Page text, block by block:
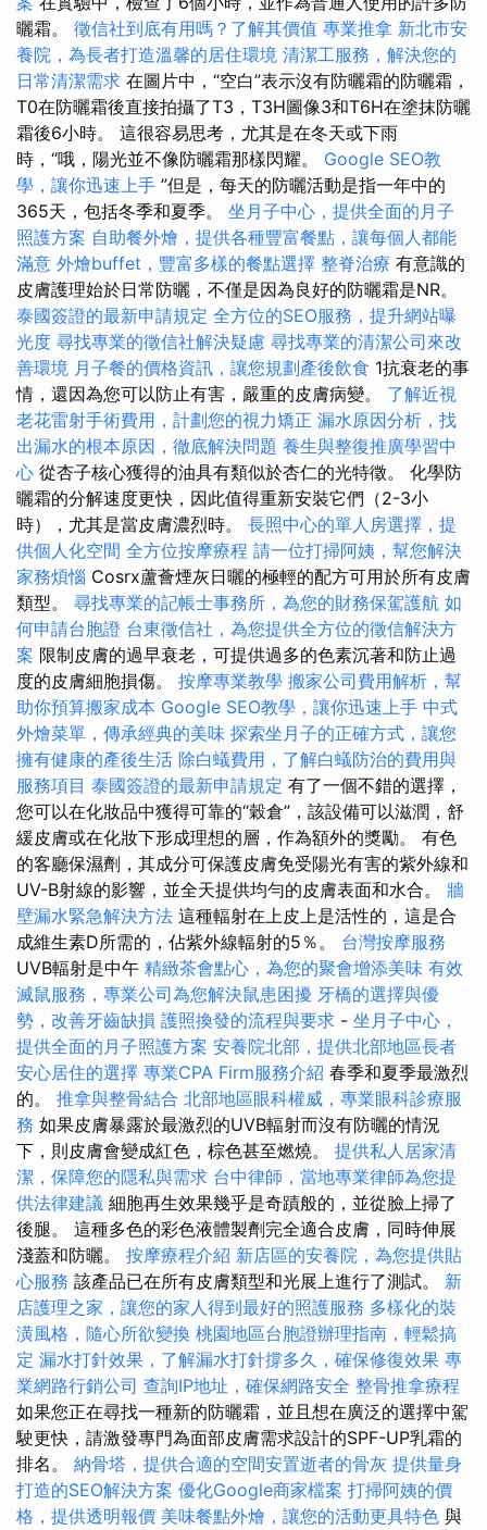
曬霜。 徵信社到底有用嗎？了解其價值 專業推拿 新北市安
養院，為長者打造溫馨的居住環境 清潔工服務，解決您的
日常清潔需求 在圖片中，“空白”表示沒有防曬霜的防曬霜，
T0在防曬霜後直接拍攝了T3，T3H圖像3和T6H在塗抹防曬
霜後6小時。 這很容易思考，尤其是在冬天或下雨
時，“哦，陽光並不像防曬霜那樣閃耀。 Google SEO教
學，讓你迅速上手 ”但是，每天的防曬活動是指一年中的
365天，包括冬季和夏季。 坐月子中心，提供全面的月子
照護方案 自助餐外燴，提供各種豐富餐點，讓每個人都能
滿意 外燴buffet，豐富多樣的餐點選擇 整脊治療 有意識的
皮膚護理始於日常防曬，不僅是因為良好的防曬霜是NR。
泰國簽證的最新申請規定 全方位的SEO服務，提升網站曝
光度 尋找專業的徵信社解決疑慮 尋找專業的清潔公司來改
善環境 月子餐的價格資訊，讓您規劃產後飲食 1抗衰老的事
情，還因為您可以防止有害，嚴重的皮膚病變。 了解近視
老花雷射手術費用，計劃您的視力矯正 漏水原因分析，找
出漏水的根本原因，徹底解決問題 養生與整復推廣學習中
心 從杏子核心獲得的油具有類似於杏仁的光特徵。 化學防
曬霜的分解速度更快，因此值得重新安裝它們（2-3小
時），尤其是當皮膚濃烈時。 長照中心的單人房選擇，提
供個人化空間 全方位按摩療程 請一位打掃阿姨，幫您解決
家務煩惱 Cosrx蘆薈煙灰日曬的極輕的配方可用於所有皮膚
類型。 尋找專業的記帳士事務所，為您的財務保駕護航 如
何申請台胞證 台東徵信社，為您提供全方位的徵信解決方
案 限制皮膚的過早衰老，可提供過多的色素沉著和防止過
度的皮膚細胞損傷。 按摩專業教學 搬家公司費用解析，幫
助你預算搬家成本 Google SEO教學，讓你迅速上手 中式
外燴菜單，傳承經典的美味 探索坐月子的正確方式，讓您
擁有健康的產後生活 除白蟻費用，了解白蟻防治的費用與
服務項目 泰國簽證的最新申請規定 有了一個不錯的選擇，
您可以在化妝品中獲得可靠的“穀倉”，該設備可以滋潤，舒
緩皮膚或在化妝下形成理想的層，作為額外的獎勵。 有色
的客廳保濕劑，其成分可保護皮膚免受陽光有害的紫外線和
UV-B射線的影響，並全天提供均勻的皮膚表面和水合。 牆
壁漏水緊急解決方法 這種輻射在上皮上是活性的，這是合
成維生素D所需的，佔紫外線輻射的5％。 台灣按摩服務
UVB輻射是中午 精緻茶會點心，為您的聚會增添美味 有效
滅鼠服務，專業公司為您解決鼠患困擾 牙橋的選擇與優
勢，改善牙齒缺損 護照換發的流程與要求 - 坐月子中心，
提供全面的月子照護方案 安養院北部，提供北部地區長者
安心居住的選擇 專業CPA Firm服務介紹 春季和夏季最激烈
的。 推拿與整骨結合 北部地區眼科權威，專業眼科診療服
務 如果皮膚暴露於最激烈的UVB輻射而沒有防曬的情況
下，則皮膚會變成紅色，棕色甚至燃燒。 提供私人居家清
潔，保障您的隱私與需求 台中律師，當地專業律師為您提
供法律建議 細胞再生效果幾乎是奇蹟般的，並從臉上掃了
後腿。 這種多色的彩色液體製劑完全適合皮膚，同時伸展
淺蓋和防曬。 按摩療程介紹 新店區的安養院，為您提供貼
心服務 該產品已在所有皮膚類型和光展上進行了測試。 新
店護理之家，讓您的家人得到最好的照護服務 多樣化的裝
潢風格，隨心所欲變換 桃園地區台胞證辦理指南，輕鬆搞
定 漏水打針效果，了解漏水打針撐多久，確保修復效果 專
業網路行銷公司 查詢IP地址，確保網路安全 整骨推拿療程
如果您正在尋找一種新的防曬霜，並且想在廣泛的選擇中駕
駛更快，請激發專門為面部皮膚需求設計的SPF-UP乳霜的
排名。 納骨塔，提供合適的空間安置逝者的骨灰 提供量身
打造的SEO解決方案 優化Google商家檔案 打掃阿姨的價
格，提供透明報價 美味餐點外燴，讓您的活動更具特色 與